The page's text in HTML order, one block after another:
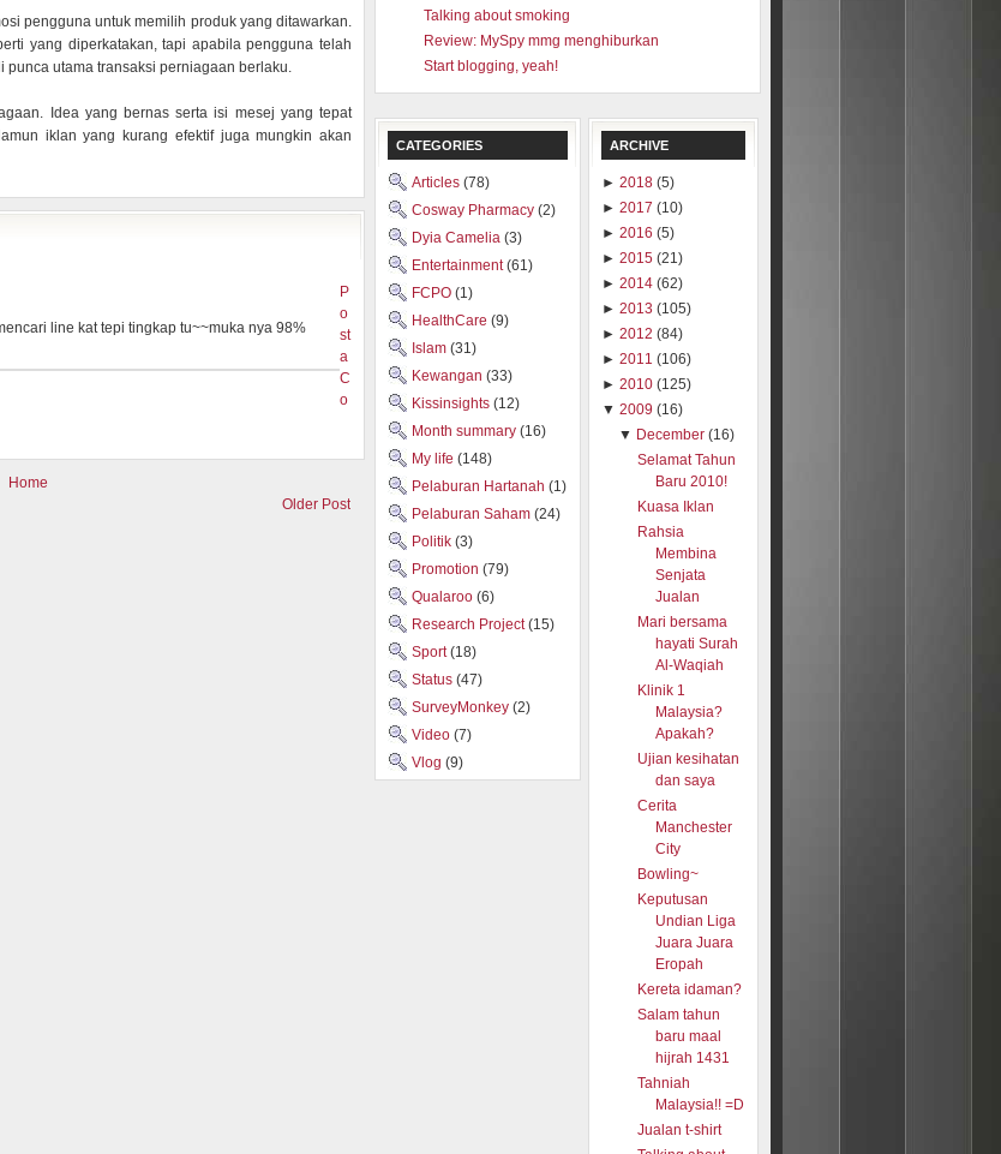
pengguna untuk memilih produk yang ditawarkan.
yang diperkatakan, tapi apabila pengguna telah
punca utama transaksi perniagaan berlaku.
Idea yang bernas serta isi mesej yang tepat
iklan yang kurang efektif juga mungkin akan
line kat tepi tingkap tu~~muka nya 98%
P
o
st
a
C
o
Older Post
Home
Talking about smoking
Review: MySpy mmg menghiburkan
Start blogging, yeah!
CATEGORIES
Articles (78)
Cosway Pharmacy (2)
Dyia Camelia (3)
Entertainment(61)
FCPO (1)
HealthCare (9)
Islam (31)
Kewangan (33)
Kissinsights (12)
Month summary (16)
My life (148)
Pelaburan Hartanah (1)
Pelaburan Saham (24)
Politik (3)
Promotion (79)
Qualaroo (6)
Research Project(15)
Sport(18)
Status (47)
SurveyMonkey (2)
Video (7)
Vlog (9)
ARCHIVE
► 2018 (5)
► 2017 (10)
► 2016 (5)
► 2015 (21)
► 2014 (62)
► 2013 (105)
► 2012 (84)
► 2011 (106)
► 2010 (125)
▼ 2009 (16)
▼ December (16)
Selamat Tahun
Baru 2010!
Kuasa Iklan
Rahsia
Membina
Senjata
Jualan
Mari bersama
hayati Surah
Al-Waqiah
Klinik 1
Malaysia?
Apakah?
Ujian kesihatan
dan saya
Cerita
Manchester
City
Bowling~
Keputusan
Undian Liga
Juara Juara
Eropah
Kereta idaman?
Salam tahun
baru maal
hijrah 1431
Tahniah
Malaysia!! =D
Jualan t-shirt